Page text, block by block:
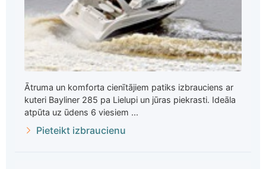
Ātruma un komforta cienītājiem patiks izbrauciens ar
kuteri Bayliner 285 pa Lielupi un jūras piekrasti. Ideāla
atpūta uz ūdens 6 viesiem ...
Pieteikt izbraucienu